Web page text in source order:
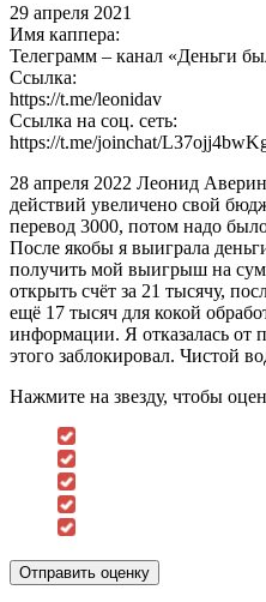
29 апреля 2021
Имя каппера:
Телеграмм – канал «Деньги
Ссылка:
https://t.me/leonidav
Ссылка на соц. сеть:
https://t.me/joinchat/
28 апреля 2022 Леонид
действий увеличено свой
перевод 3000, потом надо
После якобы я выиграла
получить мой выигрыш на
открыть счёт за 21 тысячу,
ещё 17 тысяч для кокой
информации. Я отказалась от
этого заблокировал. Чистой
Нажмите на звезду, чтобы
Отправить оценку